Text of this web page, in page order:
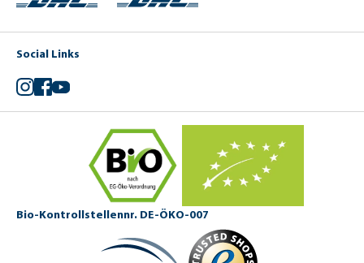
Social Links
Instagram
Facebook
YouTube
Bio-Kontrollstellennr. DE-ÖKO-007